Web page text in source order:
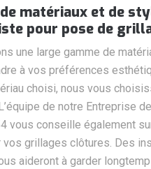
matériaux et de
pour pose de
une large gamme de
à vos préférences
choisi, nous vous
de notre Entreprise
vous conseille également
vos grillages clôtures. Des
aideront à garder